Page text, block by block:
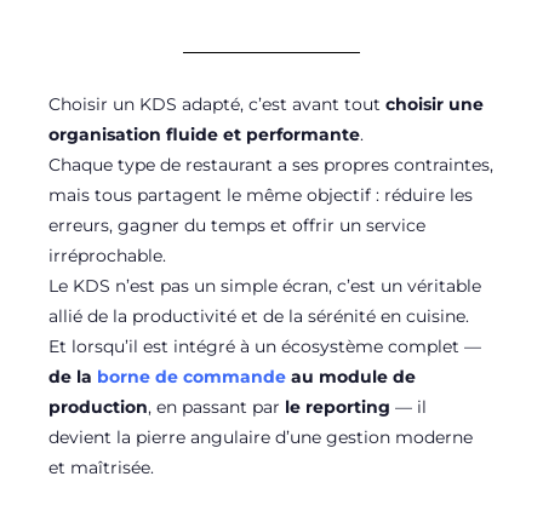
Choisir un KDS adapté, c’est avant toutchoisir une
organisation fluide et performante.
Chaque type de restaurant a ses propres contraintes,
mais tous partagent le même objectif : réduire les
erreurs, gagner du temps et offrir un service
irréprochable.
Le KDS n’est pas un simple écran, c’est un véritable
allié de la productivité et de la sérénité en cuisine.
Et lorsqu’il est intégré à un écosystème complet —
de la borne de commandeau module de
production, en passant par le reporting — il
devient la pierre angulaire d’une gestion moderne
et maîtrisée.